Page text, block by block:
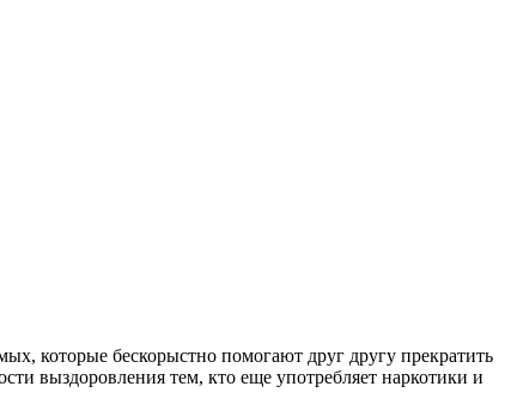
которые бескорыстно помогают друг другу прекратить
выздоровления тем, кто еще употребляет наркотики и